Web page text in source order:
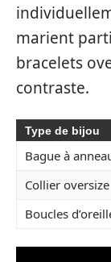
marient
bracelets
contraste.
Type de bijou
Bague à
Collier oversize
Boucles